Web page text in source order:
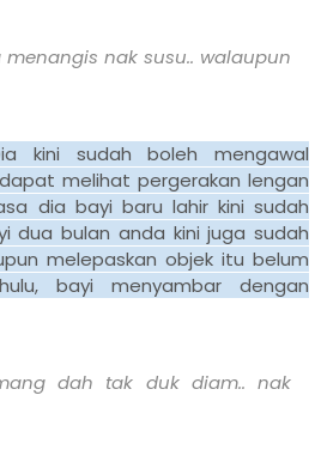
nak susu.. walaupun
kini sudah boleh mengawal
melihat pergerakan lengan
dia bayi baru lahir kini sudah
dua bulan anda kini juga sudah
melepaskan objek itu belum
bayi menyambar dengan
dah tak duk diam.. nak